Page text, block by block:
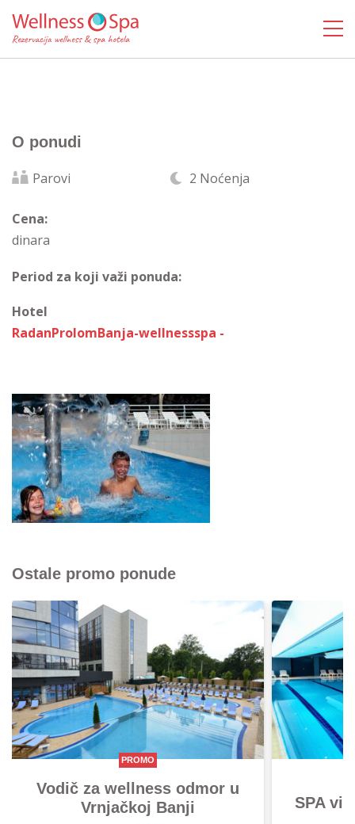
O ponudi
Parovi 2 Noćenja
Cena:
dinara
Period za koji važi ponuda:
Hotel
RadanProlomBanja-wellnessspa -
Ostale promo ponude
PROMO
Vodič za wellness odmor u
Vrnjačkoj Banji
SPA